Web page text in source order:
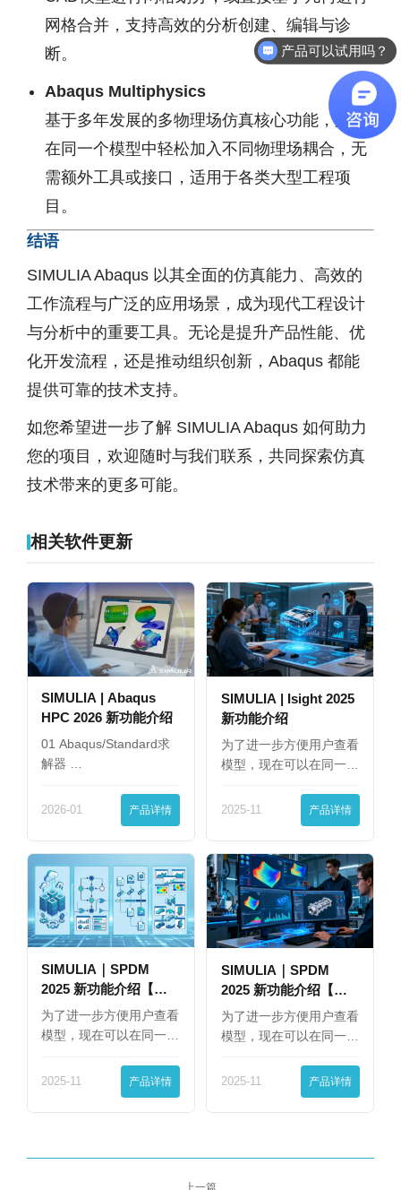
网格合并，支持高效的分析创建、编辑与诊
断。
Abaqus Multiphysics
基于多年发展的多物理场仿真核心功能，支持
在同一个模型中轻松加入不同物理场耦合，无
需额外工具或接口，适用于各类大型工程项
目。
结语
SIMULIA Abaqus 以其全面的仿真能力、高效的
工作流程与广泛的应用场景，成为现代工程设计
与分析中的重要工具。无论是提升产品性能、优
化开发流程，还是推动组织创新，Abaqus 都能
提供可靠的技术支持。
如您希望进一步了解 SIMULIA Abaqus 如何助力
您的项目，欢迎随时与我们联系，共同探索仿真
技术带来的更多可能。
相关软件更新
SIMULIA | Abaqus
HPC 2026 新功能介绍
01 Abaqus/Standard求
解器 …
2026-01 产品详情
SIMULIA | Isight 2025
新功能介绍
为了进一步方便用户查看
模型，现在可以在同一
2025-11 产品详情
SIMULIA｜SPDM
2025 新功能介绍【下
篇】
为了进一步方便用户查看
模型，现在可以在同一
2025-11 产品详情
SIMULIA｜SPDM
2025 新功能介绍【上
篇】
为了进一步方便用户查看
模型，现在可以在同一
2025-11 产品详情
上一篇
产品可以试用吗？